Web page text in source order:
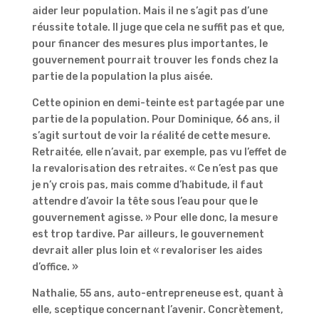
aider leur population. Mais il ne s’agit pas d’une
réussite totale. Il juge que cela ne suffit pas et que,
pour financer des mesures plus importantes, le
gouvernement pourrait trouver les fonds chez la
partie de la population la plus aisée.
Cette opinion en demi-teinte est partagée par une
partie de la population. Pour Dominique, 66 ans, il
s’agit surtout de voir la réalité de cette mesure.
Retraitée, elle n’avait, par exemple, pas vu l’effet de
la revalorisation des retraites. « Ce n’est pas que
je n’y crois pas, mais comme d’habitude, il faut
attendre d’avoir la tête sous l’eau pour que le
gouvernement agisse. » Pour elle donc, la mesure
est trop tardive. Par ailleurs, le gouvernement
devrait aller plus loin et « revaloriser les aides
d’office. »
Nathalie, 55 ans, auto-entrepreneuse est, quant à
elle, sceptique concernant l’avenir. Concrètement,